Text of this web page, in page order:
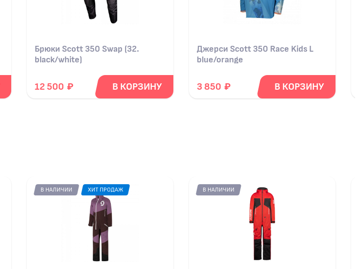
Брюки Scott 350 Swap (32.
black/white)
12 500 ₽ В КОРЗИНУ
Джерси Scott 350 Race Kids L
blue/orange
3 850 ₽ В КОРЗИНУ
В НАЛИЧИИ ХИТ ПРОДАЖ В НАЛИЧИИ